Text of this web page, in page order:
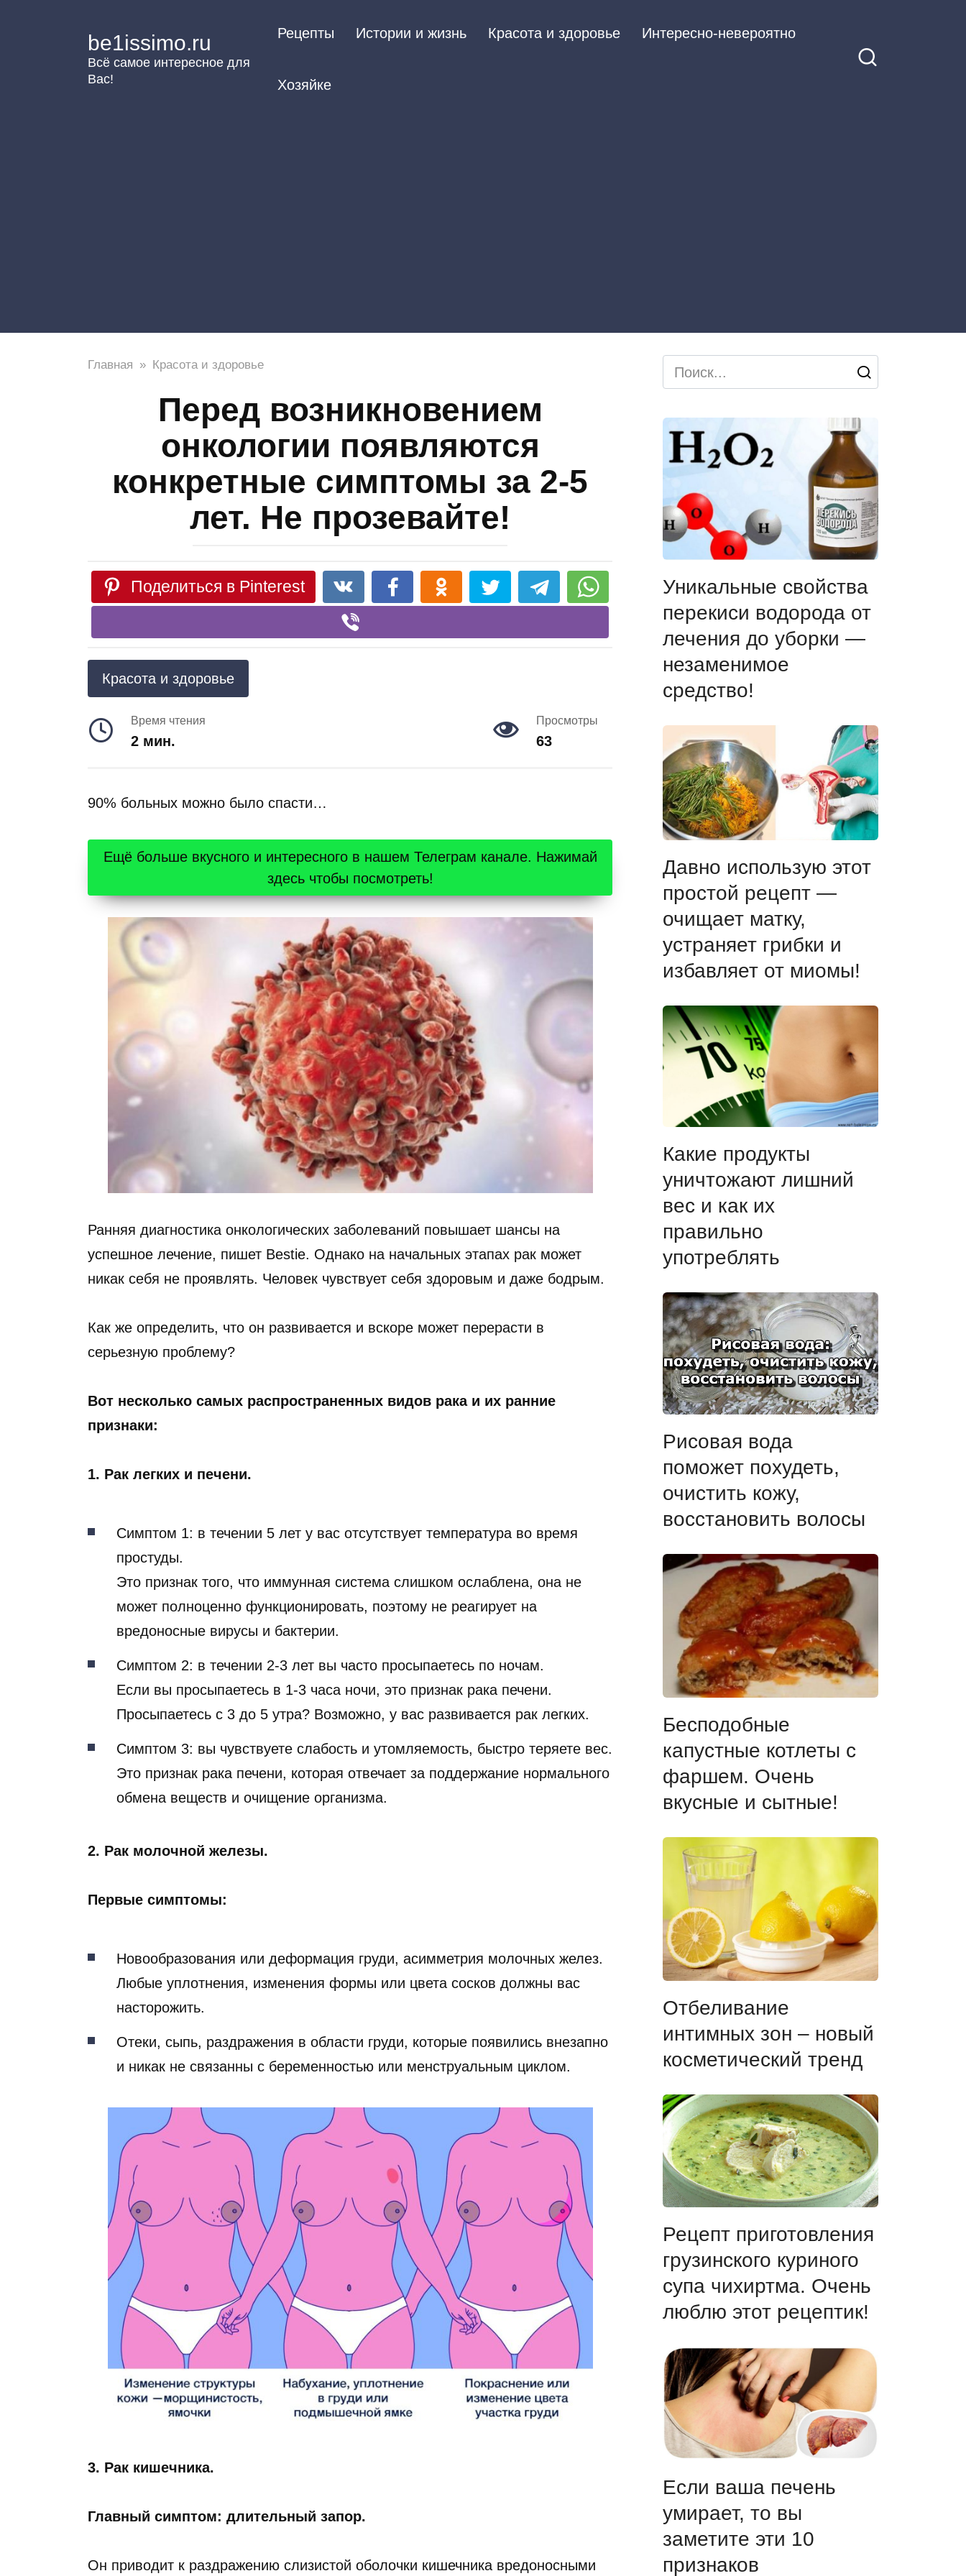
be1issimo.ru
Всё самое интересное для
Вас!
Рецепты Истории и жизнь Красота и здоровье Интересно-невероятно
Хозяйке
Главная » Красота и здоровье
Перед возникновением
онкологии появляются
конкретные симптомы за 2-5
лет. Не прозевайте!
Поделиться в Pinterest
Красота и здоровье
Время чтения
2 мин.
Просмотры
63
90% больных можно было спасти…
Ещё больше вкусного и интересного в нашем Телеграм канале. Нажимай
здесь чтобы посмотреть!
Ранняя диагностика онкологических заболеваний повышает шансы на
успешное лечение, пишет Bestie. Однако на начальных этапах рак может
никак себя не проявлять. Человек чувствует себя здоровым и даже бодрым.
Как же определить, что он развивается и вскоре может перерасти в
серьезную проблему?
Вот несколько самых распространенных видов рака и их ранние
признаки:
1. Рак легких и печени.
Симптом 1: в течении 5 лет у вас отсутствует температура во время
простуды.
Это признак того, что иммунная система слишком ослаблена, она не
может полноценно функционировать, поэтому не реагирует на
вредоносные вирусы и бактерии.
Симптом 2: в течении 2-3 лет вы часто просыпаетесь по ночам.
Если вы просыпаетесь в 1-3 часа ночи, это признак рака печени.
Просыпаетесь с 3 до 5 утра? Возможно, у вас развивается рак легких.
Симптом 3: вы чувствуете слабость и утомляемость, быстро теряете вес.
Это признак рака печени, которая отвечает за поддержание нормального
обмена веществ и очищение организма.
2. Рак молочной железы.
Первые симптомы:
Новообразования или деформация груди, асимметрия молочных желез.
Любые уплотнения, изменения формы или цвета сосков должны вас
насторожить.
Отеки, сыпь, раздражения в области груди, которые появились внезапно
и никак не связанны с беременностью или менструальным циклом.
3. Рак кишечника.
Главный симптом: длительный запор.
Он приводит к раздражению слизистой оболочки кишечника вредоносными
Search
for:
Уникальные свойства
перекиси водорода от
лечения до уборки —
незаменимое
средство!
Давно использую этот
простой рецепт —
очищает матку,
устраняет грибки и
избавляет от миомы!
Какие продукты
уничтожают лишний
вес и как их
правильно
употреблять
Рисовая вода
поможет похудеть,
очистить кожу,
восстановить волосы
Бесподобные
капустные котлеты с
фаршем. Очень
вкусные и сытные!
Отбеливание
интимных зон – новый
косметический тренд
Рецепт приготовления
грузинского куриного
супа чихиртма. Очень
люблю этот рецептик!
Если ваша печень
умирает, то вы
заметите эти 10
признаков